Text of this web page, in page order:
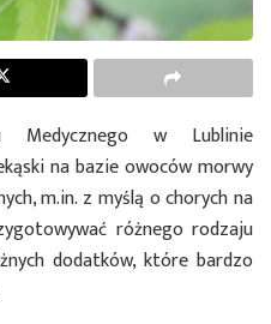
Medycznego w Lublinie
na bazie owoców morwy
m.in. z myślą o chorych na
różnego rodzaju
dodatków, które bardzo